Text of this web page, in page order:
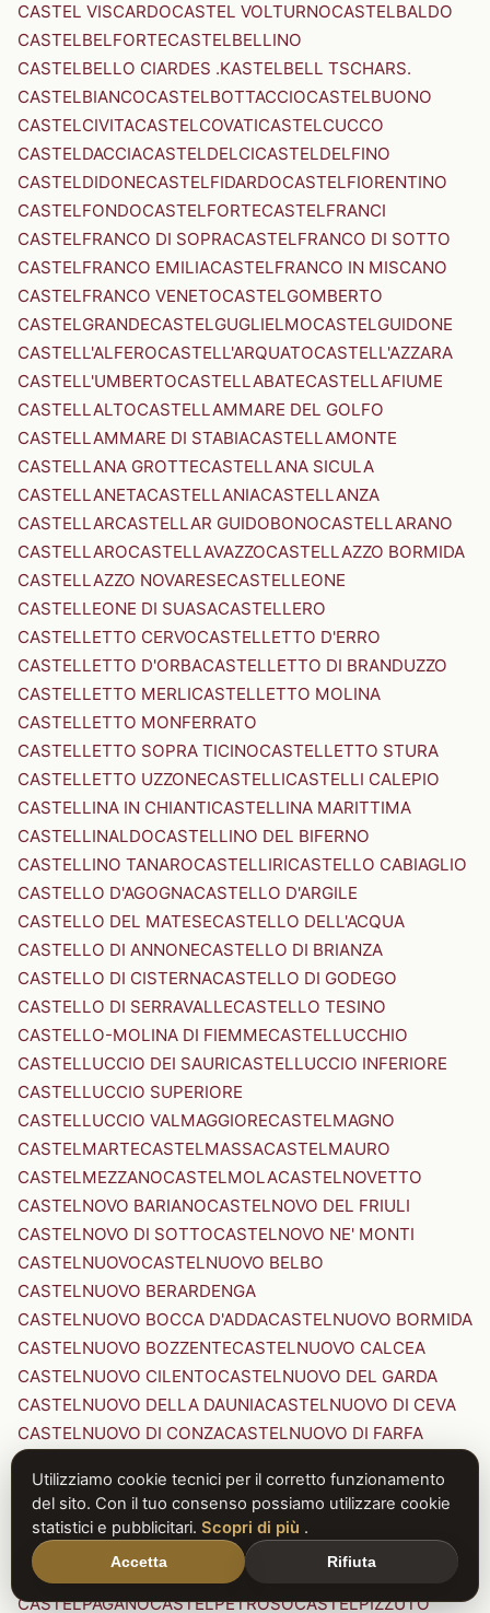
CASTEL VISCARDOCASTEL VOLTURNOCASTELBALDO
CASTELBELFORTECASTELBELLINO
CASTELBELLO CIARDES .KASTELBELL TSCHARS.
CASTELBIANCOCASTELBOTTACCIOCASTELBUONO
CASTELCIVITACASTELCOVATICASTELCUCCO
CASTELDACCIACASTELDELCICASTELDELFINO
CASTELDIDONECASTELFIDARDOCASTELFIORENTINO
CASTELFONDOCASTELFORTECASTELFRANCI
CASTELFRANCO DI SOPRACASTELFRANCO DI SOTTO
CASTELFRANCO EMILIACASTELFRANCO IN MISCANO
CASTELFRANCO VENETOCASTELGOMBERTO
CASTELGRANDECASTELGUGLIELMOCASTELGUIDONE
CASTELL'ALFEROCASTELL'ARQUATOCASTELL'AZZARA
CASTELL'UMBERTOCASTELLABATECASTELLAFIUME
CASTELLALTOCASTELLAMMARE DEL GOLFO
CASTELLAMMARE DI STABIACASTELLAMONTE
CASTELLANA GROTTECASTELLANA SICULA
CASTELLANETACASTELLANIACASTELLANZA
CASTELLARCASTELLAR GUIDOBONOCASTELLARANO
CASTELLAROCASTELLAVAZZOCASTELLAZZO BORMIDA
CASTELLAZZO NOVARESECASTELLEONE
CASTELLEONE DI SUASACASTELLERO
CASTELLETTO CERVOCASTELLETTO D'ERRO
CASTELLETTO D'ORBACASTELLETTO DI BRANDUZZO
CASTELLETTO MERLICASTELLETTO MOLINA
CASTELLETTO MONFERRATO
CASTELLETTO SOPRA TICINOCASTELLETTO STURA
CASTELLETTO UZZONECASTELLICASTELLI CALEPIO
CASTELLINA IN CHIANTICASTELLINA MARITTIMA
CASTELLINALDOCASTELLINO DEL BIFERNO
CASTELLINO TANAROCASTELLIRICASTELLO CABIAGLIO
CASTELLO D'AGOGNACASTELLO D'ARGILE
CASTELLO DEL MATESECASTELLO DELL'ACQUA
CASTELLO DI ANNONECASTELLO DI BRIANZA
CASTELLO DI CISTERNACASTELLO DI GODEGO
CASTELLO DI SERRAVALLECASTELLO TESINO
CASTELLO-MOLINA DI FIEMMECASTELLUCCHIO
CASTELLUCCIO DEI SAURICASTELLUCCIO INFERIORE
CASTELLUCCIO SUPERIORE
CASTELLUCCIO VALMAGGIORECASTELMAGNO
CASTELMARTECASTELMASSACASTELMAURO
CASTELMEZZANOCASTELMOLACASTELNOVETTO
CASTELNOVO BARIANOCASTELNOVO DEL FRIULI
CASTELNOVO DI SOTTOCASTELNOVO NE' MONTI
CASTELNUOVOCASTELNUOVO BELBO
CASTELNUOVO BERARDENGA
CASTELNUOVO BOCCA D'ADDACASTELNUOVO BORMIDA
CASTELNUOVO BOZZENTECASTELNUOVO CALCEA
CASTELNUOVO CILENTOCASTELNUOVO DEL GARDA
CASTELNUOVO DELLA DAUNIACASTELNUOVO DI CEVA
CASTELNUOVO DI CONZACASTELNUOVO DI FARFA
CASTELNUOVO DI PORTO CASTELNUOVO DON BOSCO
CASTELNUOVO MAGRACASTELNUOVO NIGRA
CASTELNUOVO PARANOCASTELNUOVO RANGONE
CASTELNUOVO SCRIVIA
CASTELNUOVO VAL DI CECINA
CASTELPAGANOCASTELPETROSOCASTELPIZZUTO
Utilizziamo cookie tecnici per il corretto funzionamento
del sito. Con il tuo consenso possiamo utilizzare cookie
statistici e pubblicitari. Scopri di più .
Accetta Rifiuta